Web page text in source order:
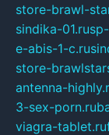
store-brawl-
sindika-01.ru
e-abis-1-c.ru
store-
antenna-
3-sex-porn.ru
viagra-tablet.ru